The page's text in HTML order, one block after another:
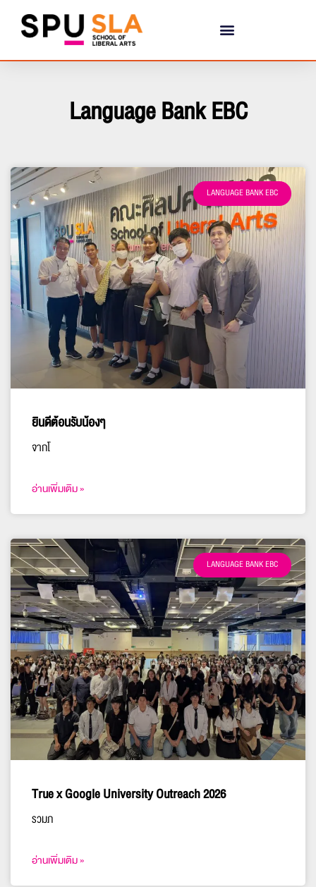
Language Bank EBC
LANGUAGE BANK EBC
ยินดีต้อนรับน้องๆ
จากโ
อ่านเพิ่มเติม »
LANGUAGE BANK EBC
True x Google University Outreach 2026
รวมภ
อ่านเพิ่มเติม »